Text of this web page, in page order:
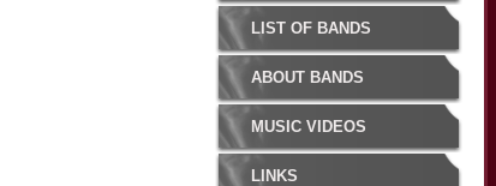
LIST OF BANDS
ABOUT BANDS
MUSIC VIDEOS
LINKS